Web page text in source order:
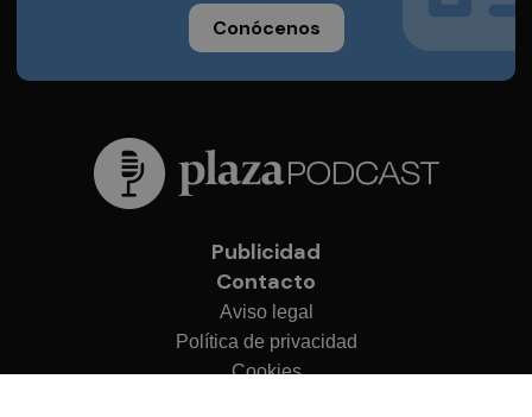
Conócenos
Publicidad
Contacto
Aviso legal
Política de privacidad
Cookies